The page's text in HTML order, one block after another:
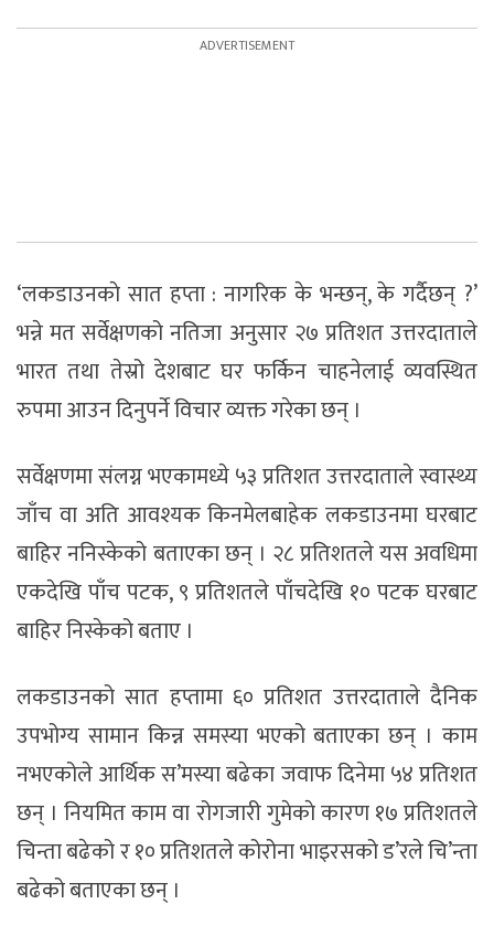
‘लकडाउनकाे सात हप्ता : नागरिक के भन्छन्, के गर्दैछन् ?’
भन्ने मत सर्वेक्षणको नतिजा अनुसार २७ प्रतिशत उत्तरदाताले
भारत तथा तेस्रो देशबाट घर फर्किन चाहनेलाई व्यवस्थित
रुपमा आउन दिनुपर्ने विचार व्यक्त गरेका छन् ।
सर्वेक्षणमा संलग्न भएकामध्ये ५३ प्रतिशत उत्तरदाताले स्वास्थ्य
जाँच वा अति आवश्यक किनमेलबाहेक लकडाउनमा घरबाट
बाहिर ननिस्केको बताएका छन् । २८ प्रतिशतले यस अवधिमा
एकदेखि पाँच पटक, ९ प्रतिशतले पाँचदेखि १० पटक घरबाट
बाहिर निस्केको बताए ।
लकडाउनको सात हप्तामा ६० प्रतिशत उत्तरदाताले दैनिक
उपभोग्य सामान किन्न समस्या भएको बताएका छन् । काम
नभएकोले आर्थिक स’मस्या बढेका जवाफ दिनेमा ५४ प्रतिशत
छन् । नियमित काम वा रोगजारी गुमेकाे कारण १७ प्रतिशतले
चिन्ता बढेको र १० प्रतिशतले कोरोना भाइरसको ड’रले चि’न्ता
बढेको बताएका छन् ।